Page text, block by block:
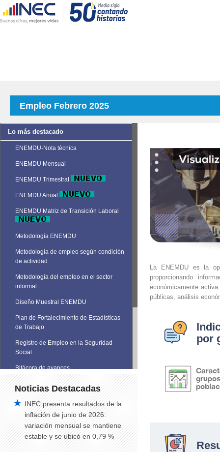
Empleo Febrero 2025
Lo más destacado
ENEMDU-Nota técnica
ENEMDU Mensual
ENEMDU Trimestral
ENEMDU Anual
ENEMDU Matriz de Transición Laboral
Metodología ENEMDU
Metodología de empleo según condición
de actividad
Metodología del empleo en el sector
informal
Diseño Muestral ENEMDU
Plan de Fortalecimiento de Estadísticas
de Trabajo
Registro de Empleo en la Seguridad
Social
Bitácora de avances
Noticias Destacadas
INEC presenta resultados de la
inflación de junio de 2026:
variación mensual se mantiene
estable y se ubicó en 0,79 %
La ENEMDU es la
proporcionando
económicamente
públicas, análisis
por